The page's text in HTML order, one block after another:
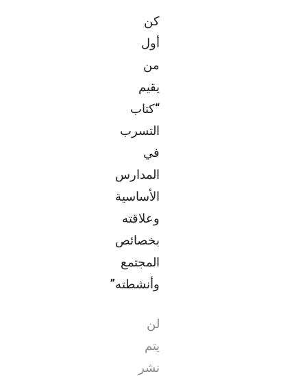
كن
أول
من
يقيم
“كتاب
التسرب
في
المدارس
الأساسية
وعلاقته
بخصائص
المجتمع
وأنشطته”
لن
يتم
نشر